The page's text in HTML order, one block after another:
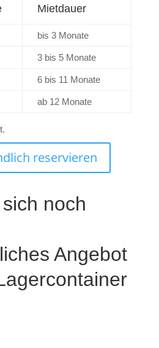
Mietdauer
bis 3 Monate
3 bis 5 Monate
6 bis 11 Monate
ab 12 Monate
reservieren
noch
Angebot